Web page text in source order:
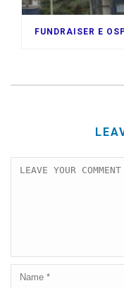
FUNDRAISER E